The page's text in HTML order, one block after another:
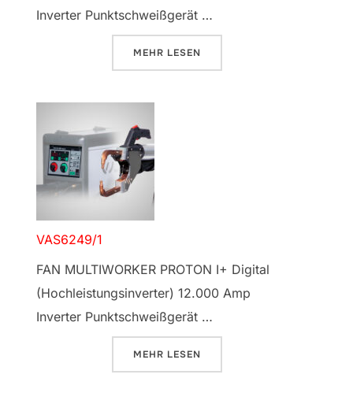
Inverter Punktschweißgerät …
MEHR ÜBER „VAS6525 INVERTER“
LESEN
VAS6249/1
FAN MULTIWORKER PROTON I+ Digital
(Hochleistungsinverter) 12.000 Amp
Inverter Punktschweißgerät …
MEHR ÜBER „VAS6249/1“
LESEN